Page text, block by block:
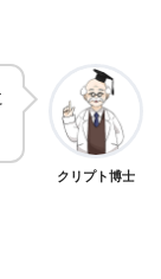
クリプト博士